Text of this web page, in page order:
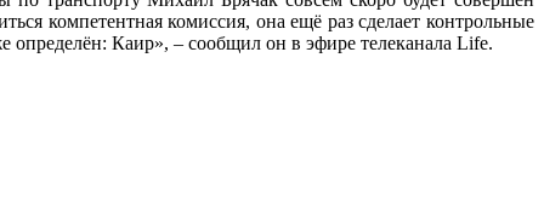
компетентная комиссия, она ещё раз сделает контрольные
определён: Каир», – сообщил он в эфире телеканала Life.